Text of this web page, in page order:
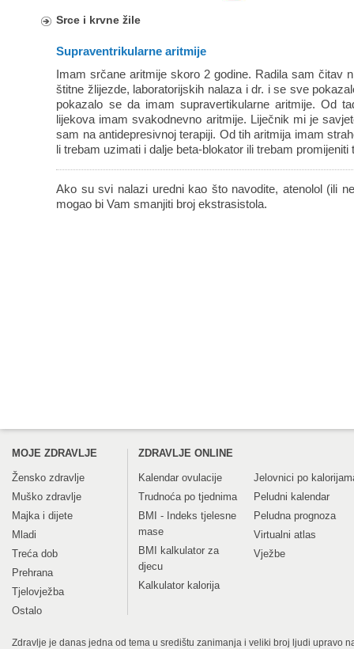
Srce i krvne žile
Supraventrikularne aritmije
Imam srčane aritmije skoro 2 godine. Radila sam čitav
štitne žlijezde, laboratorijskih nalaza i dr. i se sve
pokazalo se da imam supravertikularne aritmije. Od
lijekova imam svakodnevno aritmije. Liječnik mi je
sam na antidepresivnoj terapiji. Od tih aritmija imam
li trebam uzimati i dalje beta-blokator ili trebam promijeniti
Ako su svi nalazi uredni kao što navodite, atenolol (ili
mogao bi Vam smanjiti broj ekstrasistola.
MOJE ZDRAVLJE
Žensko zdravlje
Muško zdravlje
Majka i dijete
Mladi
Treća dob
Prehrana
Tjelovježba
Ostalo
ZDRAVLJE ONLINE
Kalendar ovulacije
Trudnoća po tjednima
BMI - Indeks tjelesne
mase
BMI kalkulator za
djecu
Kalkulator kalorija
Jelovnici po
Peludni kalendar
Peludna prognoza
Virtualni atlas
Vježbe
Zdravlje je danas jedna od tema u središtu zanimanja i veliki broj ljudi upravo